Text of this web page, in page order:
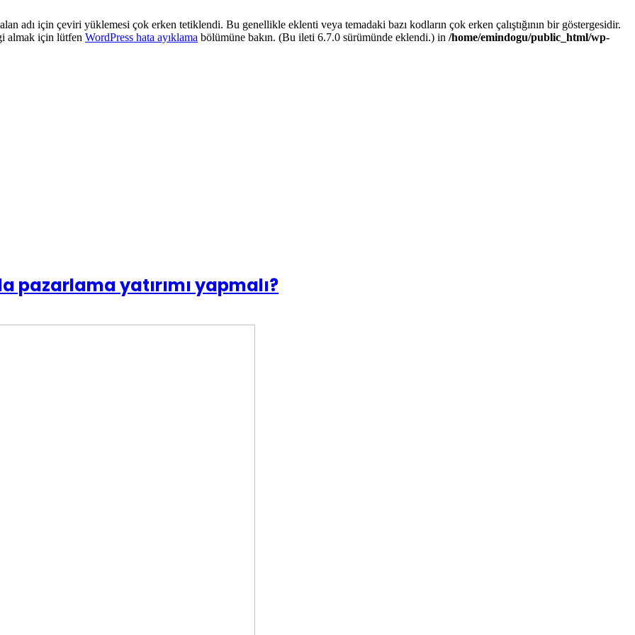
alan adı için çeviri yüklemesi çok erken tetiklendi. Bu genellikle eklenti veya temadaki bazı kodların çok erken çalıştığının bir göstergesidir.
almak için lütfen WordPress hata ayıklama bölümüne bakın. (Bu ileti 6.7.0 sürümünde eklendi.) in /home/emindogu/public_html/wp-
pazarlama yatırımı yapmalı?